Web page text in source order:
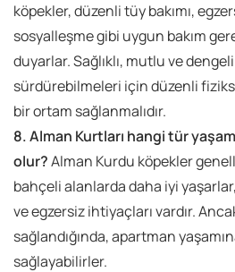
köpekler, düzenli tüy bakımı,
sosyalleşme gibi uygun bakım
duyarlar. Sağlıklı, mutlu ve
sürdürebilmeleri için düzenli
bir ortam sağlanmalıdır.
8. Alman Kurtları hangi tür
olur?Alman Kurdu köpekler
bahçeli alanlarda daha iyi
ve egzersiz ihtiyaçları vardır.
sağlandığında, apartman
sağlayabilirler.